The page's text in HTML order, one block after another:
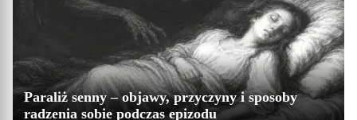
Paraliż senny – objawy, przyczyny i sposoby
radzenia sobie podczas epizodu